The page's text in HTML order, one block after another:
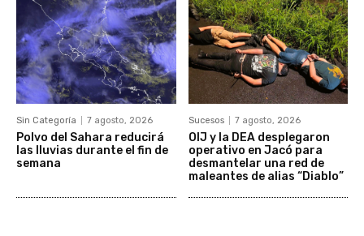
Sin Categoría 7 agosto, 2026
Polvo del Sahara reducirá
las lluvias durante el fin de
semana
Sucesos 7 agosto, 2026
OIJ y la DEA desplegaron
operativo en Jacó para
desmantelar una red de
maleantes de alias “Diablo”